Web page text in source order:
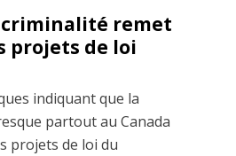
criminalité remet
projets de loi
indiquant que la
partout au Canada
projets de loi du